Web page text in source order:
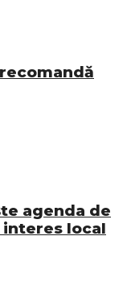
agenda de
local